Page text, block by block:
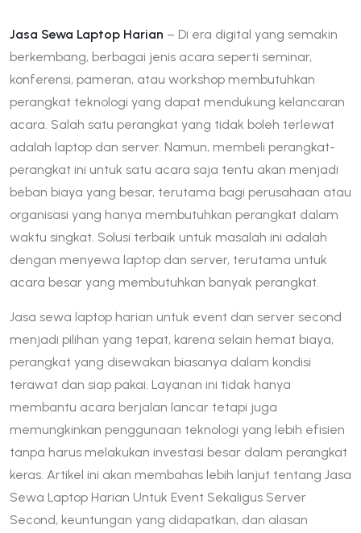
Jasa Sewa Laptop Harian – Di era digital yang semakin
berkembang, berbagai jenis acara seperti seminar,
konferensi, pameran, atau workshop membutuhkan
perangkat teknologi yang dapat mendukung kelancaran
acara. Salah satu perangkat yang tidak boleh terlewat
adalah laptop dan server. Namun, membeli perangkat-
perangkat ini untuk satu acara saja tentu akan menjadi
beban biaya yang besar, terutama bagi perusahaan atau
organisasi yang hanya membutuhkan perangkat dalam
waktu singkat. Solusi terbaik untuk masalah ini adalah
dengan menyewa laptop dan server, terutama untuk
acara besar yang membutuhkan banyak perangkat.
Jasa sewa laptop harian untuk event dan server second
menjadi pilihan yang tepat, karena selain hemat biaya,
perangkat yang disewakan biasanya dalam kondisi
terawat dan siap pakai. Layanan ini tidak hanya
membantu acara berjalan lancar tetapi juga
memungkinkan penggunaan teknologi yang lebih efisien
tanpa harus melakukan investasi besar dalam perangkat
keras. Artikel ini akan membahas lebih lanjut tentang Jasa
Sewa Laptop Harian Untuk Event Sekaligus Server
Second, keuntungan yang didapatkan, dan alasan